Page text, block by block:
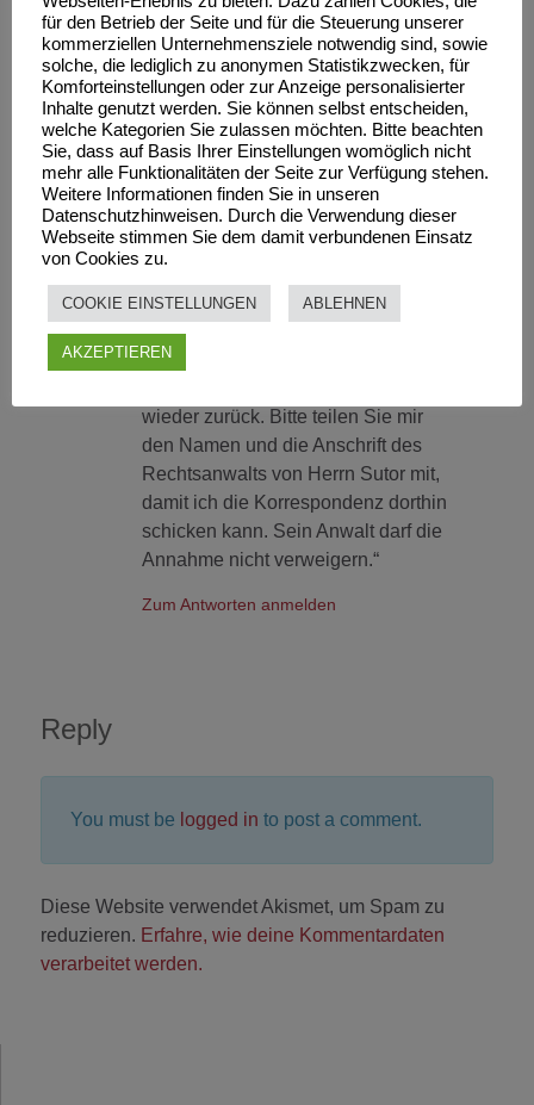
Schadenersatz einzuholen.
Zum Antworten anmelden
Redaktion 7. Januar 2013
D. Sutor hinterlässt scheinbar
weitere Geschädigte, ein Mail
erreicht uns heute:
Sutor bei mir ein Wohnmobil bestellt
und nicht abgeholt. Die
eingeschriebenen Briefe wurden
wieder zurück. Bitte teilen Sie mir
den Namen und die Anschrift des
Rechtsanwalts von Herrn Sutor mit,
damit ich die Korrespondenz dorthin
schicken kann. Sein Anwalt darf die
Annahme nicht verweigern.“
Zum Antworten anmelden
Reply
You must be logged in to post a comment.
Diese Website verwendet Akismet, um Spam zu
reduzieren. Erfahre, wie deine Kommentardaten
verarbeitet werden.
für den Betrieb der Seite und für die Steuerung unserer
kommerziellen Unternehmensziele notwendig sind, sowie
solche, die lediglich zu anonymen Statistikzwecken, für
Komforteinstellungen oder zur Anzeige personalisierter
Inhalte genutzt werden. Sie können selbst entscheiden,
welche Kategorien Sie zulassen möchten. Bitte beachten
Sie, dass auf Basis Ihrer Einstellungen womöglich nicht
mehr alle Funktionalitäten der Seite zur Verfügung stehen.
Weitere Informationen finden Sie in unseren
Datenschutzhinweisen. Durch die Verwendung dieser
Webseite stimmen Sie dem damit verbundenen Einsatz
von Cookies zu.
COOKIE EINSTELLUNGEN ABLEHNEN
AKZEPTIEREN